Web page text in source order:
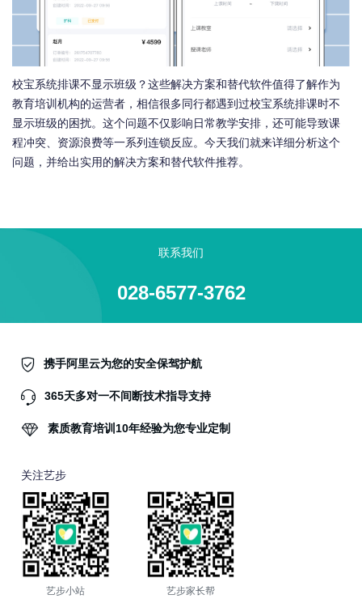
校宝系统排课不显示班级？这些解决方案和替代软件值得了解作为
教育培训机构的运营者，相信很多同行都遇到过校宝系统排课时不
显示班级的困扰。这个问题不仅影响日常教学安排，还可能导致课
程冲突、资源浪费等一系列连锁反应。今天我们就来详细分析这个
问题，并给出实用的解决方案和替代软件推荐。
联系我们
028-6577-3762
携手阿里云为您的安全保驾护航
365天多对一不间断技术指导支持
素质教育培训10年经验为您专业定制
关注艺步
艺步小站 艺步家长帮